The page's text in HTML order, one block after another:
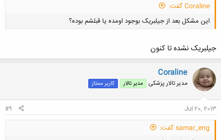
Coraline گفت:
این مشکل بعد از جیلبریک بوجود اومده یا قبلشم بوده؟
کلیک کنید تا باز شود...
جیلبریک نشده تا کنون
Coraline
مدیر تالار پزشکی مدیر تالار کاربر ممتاز
Jul 20, 2013
#9
samar_eng گفت: